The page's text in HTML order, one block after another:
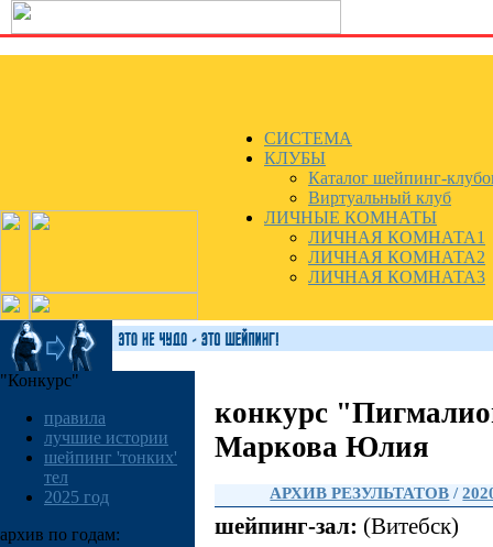
СИСТЕМА
КЛУБЫ
Каталог шейпинг-
Виртуальный клуб
ЛИЧНЫЕ КОМНАТЫ
ЛИЧНАЯ КОМНАТА1
ЛИЧНАЯ КОМНАТА2
ЛИЧНАЯ КОМНАТА3
"Конкурс"
правила
лучшие истории
шейпинг 'тонких'
тел
2025 год
архив по годам:
конкурс
Маркова Юлия
АРХИВ РЕЗУЛЬТАТОВ /
шейпинг-зал: (Витебск)